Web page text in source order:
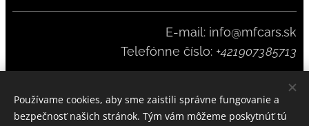
E-mail: info@mfcars.sk
Telefónne číslo: +421907385713
MFCARS SINCE 2023 Cookies
Používame cookies, aby sme zaistili správne fungovanie a
bezpečnosť našich stránok. Tým vám môžeme poskytnúť tú